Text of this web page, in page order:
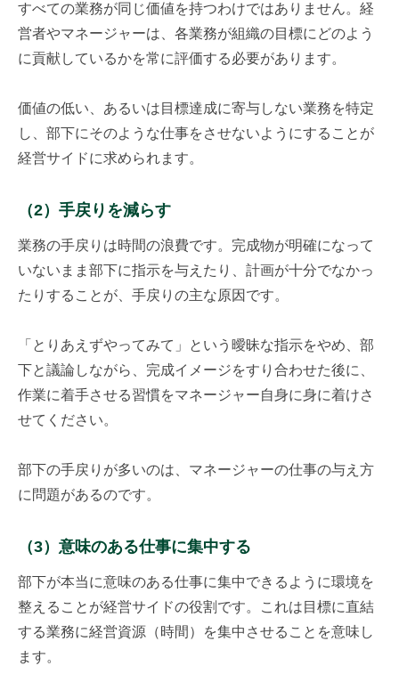
すべての業務が同じ価値を持つわけではありません。経
営者やマネージャーは、各業務が組織の目標にどのよう
に貢献しているかを常に評価する必要があります。
価値の低い、あるいは目標達成に寄与しない業務を特定
し、部下にそのような仕事をさせないようにすることが
経営サイドに求められます。
（2）手戻りを減らす
業務の手戻りは時間の浪費です。完成物が明確になって
いないまま部下に指示を与えたり、計画が十分でなかっ
たりすることが、手戻りの主な原因です。
「とりあえずやってみて」という曖昧な指示をやめ、部
下と議論しながら、完成イメージをすり合わせた後に、
作業に着手させる習慣をマネージャー自身に身に着けさ
せてください。
部下の手戻りが多いのは、マネージャーの仕事の与え方
に問題があるのです。
（3）意味のある仕事に集中する
部下が本当に意味のある仕事に集中できるように環境を
整えることが経営サイドの役割です。これは目標に直結
する業務に経営資源（時間）を集中させることを意味し
ます。